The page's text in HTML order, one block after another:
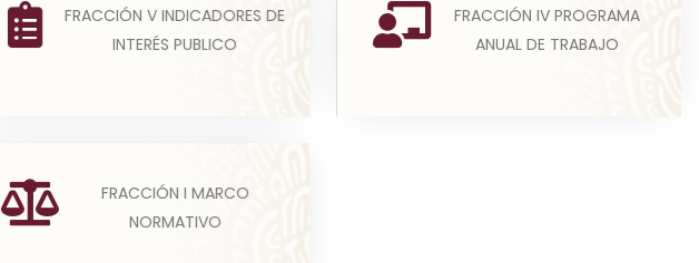
FRACCIÓN V INDICADORES DE
INTERÉS PUBLICO
establece en su fracción V que,
para garantizar el eje...
FRACCIÓN IV PROGRAMA
ANUAL DE TRABAJO
fracción se deberá entender
como meta la cuantificación...
FRACCIÓN I MARCO
NORMATIVO
El marco normativo aplicable al
sujeto obligado, en el que deberá
incluirse normas co...